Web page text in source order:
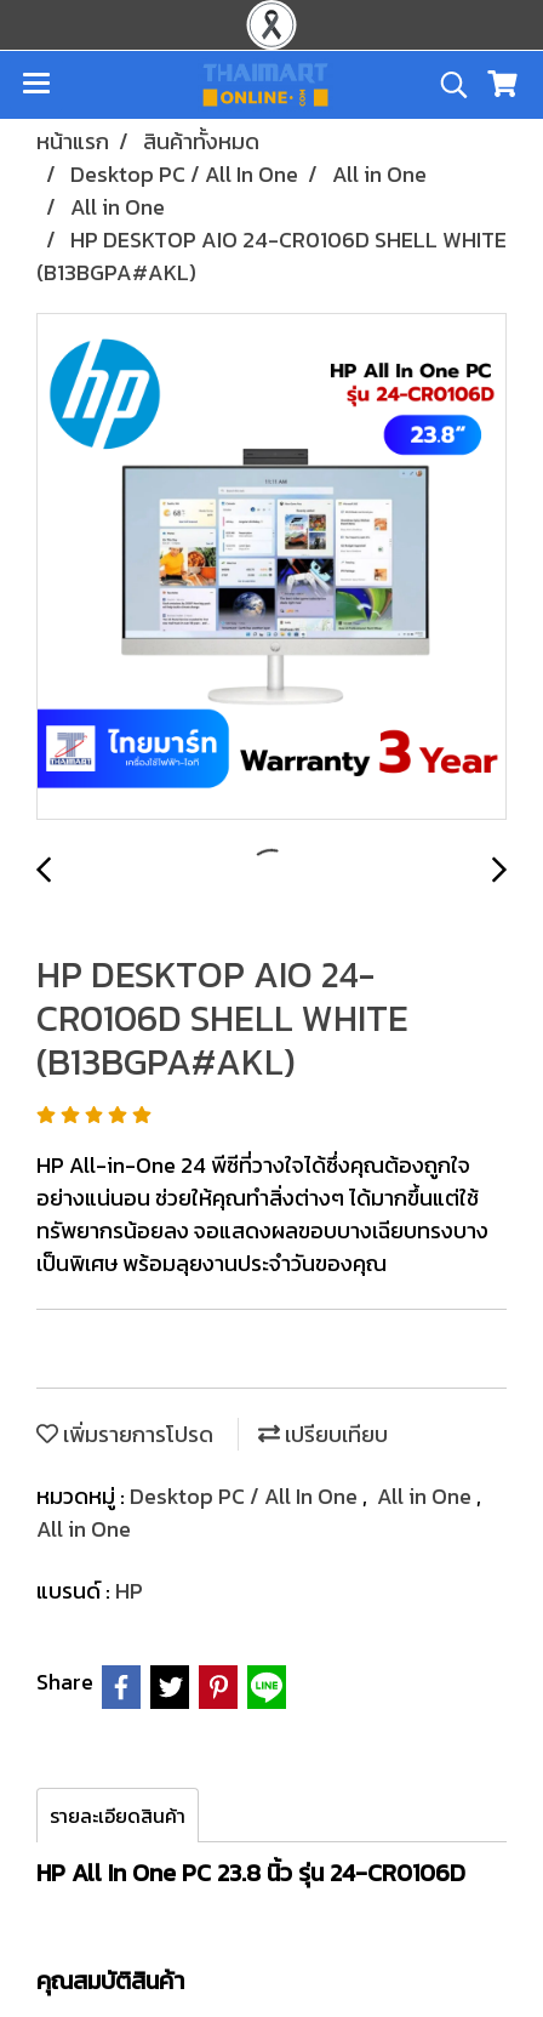
หน้าแรก
สินค้าทั้งหมด
Desktop PC / All In One
All in One
All in One
HP DESKTOP AIO 24-CR0106D SHELL WHITE
(B13BGPA#AKL)
HP DESKTOP AIO 24-
CR0106D SHELL WHITE
(B13BGPA#AKL)
HP All-in-One 24 พีซีที่วางใจได้ซึ่งคุณต้องถูกใจ
อย่างแน่นอน ช่วยให้คุณทำสิ่งต่างๆ ได้มากขึ้นแต่ใช้
ทรัพยากรน้อยลง จอแสดงผลขอบบางเฉียบทรงบาง
เป็นพิเศษ พร้อมลุยงานประจำวันของคุณ
เพิ่มรายการโปรด
เปรียบเทียบ
หมวดหมู่ : Desktop PC / All In One , All in One ,
All in One
แบรนด์ : HP
Share
รายละเอียดสินค้า
HP All In One PC 23.8 นิ้ว รุ่น 24-CR0106D
คุณสมบัติสินค้า